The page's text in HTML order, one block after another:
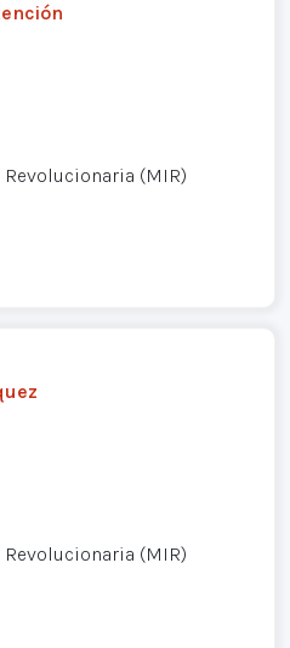
(MIR)
(MIR)